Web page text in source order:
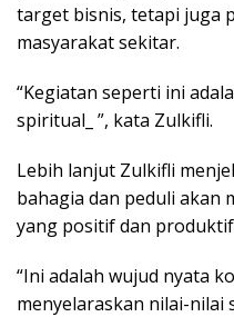
target bisnis, tetapi juga
masyarakat sekitar.
“Kegiatan seperti ini
spiritual_ ”, kata Zulkifli.
Lebih lanjut Zulkifli
bahagia dan peduli akan
yang positif dan
“Ini adalah wujud nyata
menyelaraskan nilai-nilai